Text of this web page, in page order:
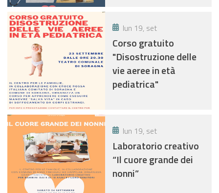
lun 19, set
Corso gratuito
"Disostruzione delle
vie aeree in età
pediatrica"
lun 19, set
Laboratorio creativo
“Il cuore grande dei
nonni”